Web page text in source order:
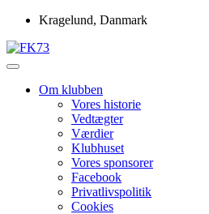
Skip
content
Kragelund, Danmark
FK73
Om klubben
Vores historie
Vedtægter
Værdier
Klubhuset
Vores sponsorer
Facebook
Privatlivspolitik
Cookies